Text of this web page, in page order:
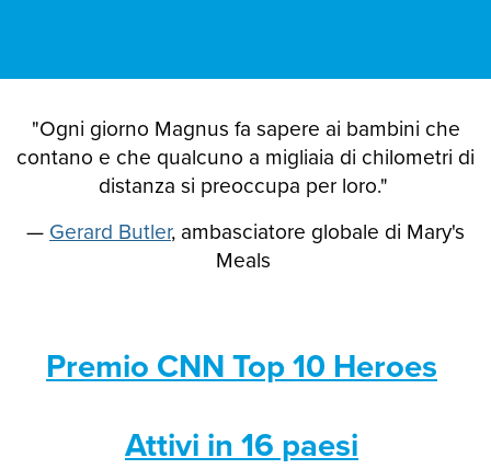
"Ogni giorno Magnus fa sapere ai bambini che
contano e che qualcuno a migliaia di chilometri di
distanza si preoccupa per loro."
— Gerard Butler, ambasciatore globale di Mary's
Meals
Premio CNN Top 10 Heroes
Attivi in 16 paesi